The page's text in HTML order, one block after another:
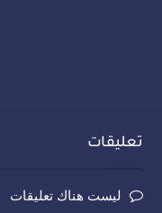
تعليقات
ليست هناك تعليقات